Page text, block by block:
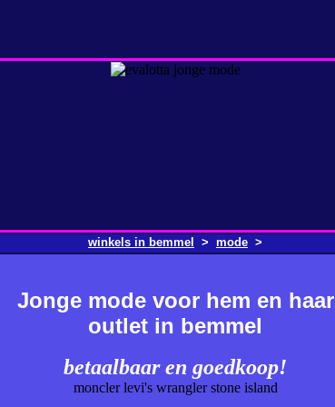
winkels in bemmel > mode >
Jonge mode voor hem en haar
outlet in bemmel
betaalbaar en goedkoop!
moncler levi's wrangler stone island